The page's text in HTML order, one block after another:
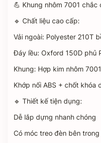
💪 Khung nhôm 7001
🔹 Chất liệu cao cấp:
Vải ngoài: Polyester 210T
Đáy lều: Oxford 150D phủ
Khung: Hợp kim nhôm
Khớp nối ABS + chốt khóa
🔹 Thiết kế tiện dụng:
Dễ lắp dựng nhanh chóng
Có móc treo đèn bên trong